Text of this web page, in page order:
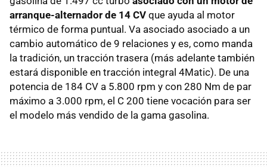
arranque-alternador de 14 CV que ayuda al motor
térmico de forma puntual. Va asociado asociado a un
cambio automático de 9 relaciones y es, como manda
la tradición, un tracción trasera (más adelante también
estará disponible en tracción integral 4Matic). De una
potencia de 184 CV a 5.800 rpm y con 280 Nm de par
máximo a 3.000 rpm, el C 200 tiene vocación para ser
el modelo más vendido de la gama gasolina.